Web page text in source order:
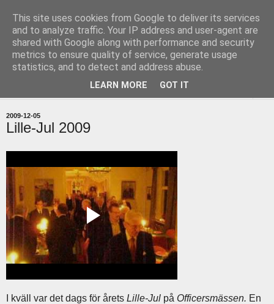
uddevallabloggen.se
med stort och smått från Uddevallas horisont
2009-12-05
Lille-Jul 2009
I kväll var det dags för årets Lille-Jul på Officersmässen. En
This site uses cookies from Google to deliver its services
and to analyze traffic. Your IP address and user-agent are
shared with Google along with performance and security
metrics to ensure quality of service, generate usage
statistics, and to detect and address abuse.
LEARN MORE GOT IT